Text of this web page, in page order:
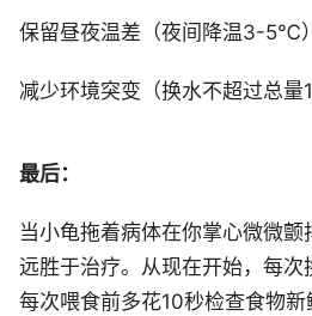
保留昼夜温差（夜间降温3-5℃）
减少环境突变（换水不超过总量
最后：
当小龟拖着病体在你掌心微微
远胜于治疗。从现在开始，每次
每次喂食前多花10秒检查食物